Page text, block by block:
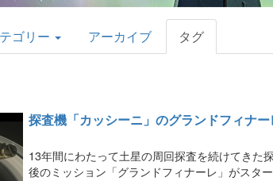
ゴリー アーカイブ タグ
探査機「カッシーニ」のグランドフィナー
13年間にわたって土星の周回探査を続けてきた
後のミッション「グランドフィナーレ」がスター